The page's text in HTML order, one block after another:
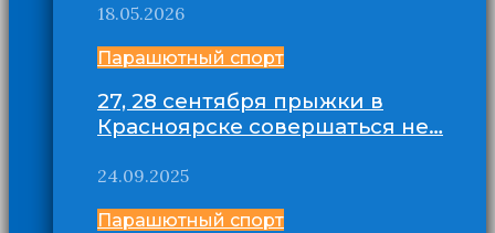
18.05.2026
Парашютный спорт
27, 28 сентября прыжки в
Красноярске совершаться не…
24.09.2025
Парашютный спорт